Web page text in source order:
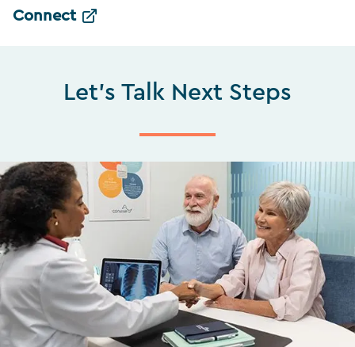
Connect
Let's Talk Next Steps